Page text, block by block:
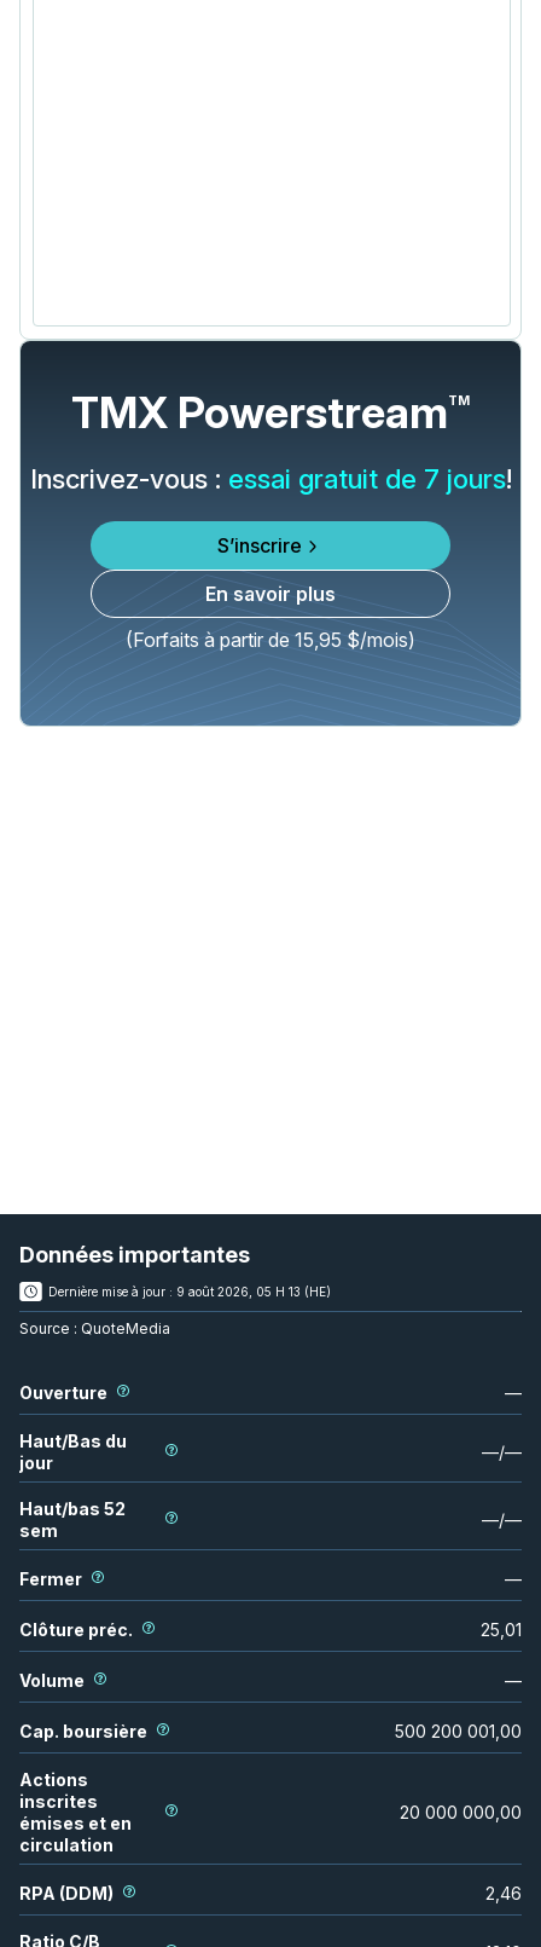
TMX PowerstreamTM
Inscrivez-vous : essai gratuit de 7 jours!
S’inscrire
En savoir plus
(Forfaits à partir de 15,95 $/mois)
Données importantes
Dernière mise à jour : 9 août 2026, 05 H 13 (HE)
Source : QuoteMedia
Ouverture —
Haut/Bas du
jour
—/—
Haut/bas 52
sem
—/—
Fermer —
Clôture préc. 25,01
Volume —
Cap. boursière 500 200 001,00
Actions
inscrites
émises et en
circulation
20 000 000,00
RPA (DDM) 2,46
Ratio C/B